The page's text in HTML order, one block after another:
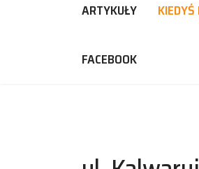
ARTYKUŁY
FACEBOOK